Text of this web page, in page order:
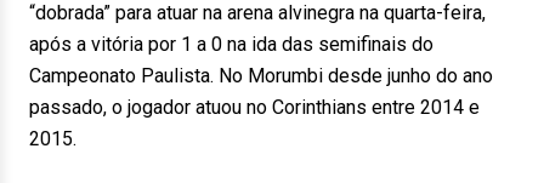
“dobrada” para atuar na arena alvinegra na quarta-feira,
após a vitória por 1 a 0 na ida das semifinais do
Campeonato Paulista. No Morumbi desde junho do ano
passado, o jogador atuou no Corinthians entre 2014 e
2015.